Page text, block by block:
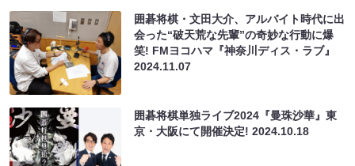
囲碁将棋・文田大介、アルバイト時代に出
会った“破天荒な先輩”の奇妙な行動に爆
笑! FMヨコハマ『神奈川ディス・ラブ』
2024.11.07
囲碁将棋単独ライブ2024『曼珠沙華』東
京・大阪にて開催決定!2024.10.18